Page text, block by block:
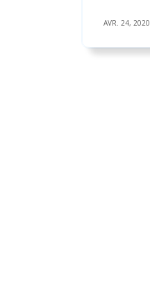
AVR. 24, 2020